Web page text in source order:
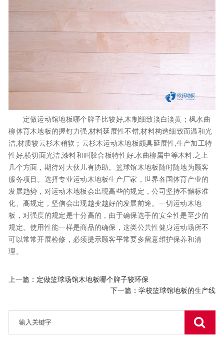
定做运动馆地板哪个牌子比较好,木制细致淡白淡黄；枫水曲
柳体育木地板的握钉力强,材料延展性不错,材料构造细致而温和光
洁,材质较云杉木稍软；云杉木运动木地板颇具延展性,生产加工特
性好,横切面光洁,漆料和叫胶合板特性好.水曲柳属中等木料.之上
几个方面，期待对大伙儿有协助。篮球馆木地板随时随地为顾客
服务项目。选择专业运动木地板生产厂家，世界各国体育产业的
发展趋势，对运动木地板会出现高些的规定，公司坚持不懈标准
化、高规定，坚信会出现越变越好的发展前途。一切运动木地
板，对强度的规定是十分高的，由于确保选手的安全性是至少的
规定。使用性能一样是商品的确保，这类公共性健身运动场所不
可以常常开展检修，必须提示顾客平常要多留意维护保养和清
理。
上一篇： 定做篮球场馆木地板哪个牌子较环保
下一篇： 学校篮球馆地板的生产线